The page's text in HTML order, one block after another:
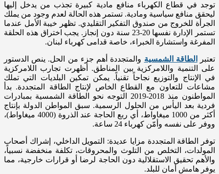
توجد في قطاع الكهرباء منافع مادية كبيرة تجذب من يدخل إليها
ليحقق منافع سياسية ومادية. تستمر هذه الحالة لعدم وجود من يملك
الجرأة للخروج من صندوق التفكير التقليدي. تظهر خيبة الأمل عندما
تستمر الإدارة نفسها 20-23 سنة دون إنجاز. يجب اختراق هذه الحلقة
المفرغة واستشارة الخبراء، خاصة قدامى كهرباء لبنان.
تعتبر الطاقة الشمسية والمتجددة أهم جزء من الحل. ينص الدستور
على التنمية واللامركزية بين المناطق. أظهرت تجارب اللامركزية
في الإنتاج والتوزيع نجاحاً تقنياً. يمكن تمكين البلديات التي تملك
مشاعات للتعاون مع القطاع الخاص لإنتاج الطاقة المتجددة. بدأ
المواطنون منذ 2018-2019 التوجه نحو الطاقة الشمسية بمبادرات
فردية بعد اليأس من الحلول الرسمية. سبق المواطن الدولة بإنتاج
أكثر من 1000 ميغاواط، أي ربع الحاجة عند الذروة (4000 ميغاواط)،
ووفر على نفسه وأمّن كهرباء 24 ساعة.
توفر الطاقة المتجددة مزايا عديدة: التمويل الداخلي، إشراك أصحاب
المولدات، التخلص من التلوث والمحروقات، تكلفة منخفضة نسبياً،
والأهم تحقيق الاستقلالية دون الحاجة لرضا أو قرارات خارجية، مما
يوفر هامش أمان للبلد.